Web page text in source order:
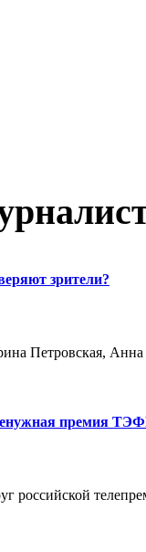
зрители?
Петровская, Анна
премия
российской